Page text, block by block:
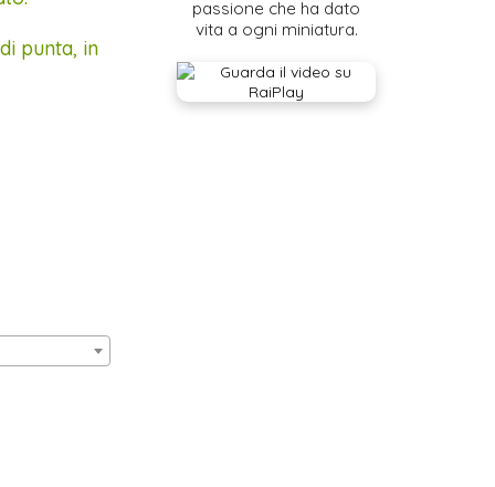
punta, in
passione che ha dato
vita a ogni miniatura.